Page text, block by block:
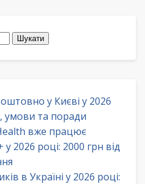
у Києві у 2026
умови та поради
вже працює
у 2026 році: 2000 грн від
в Україні у 2026 році: